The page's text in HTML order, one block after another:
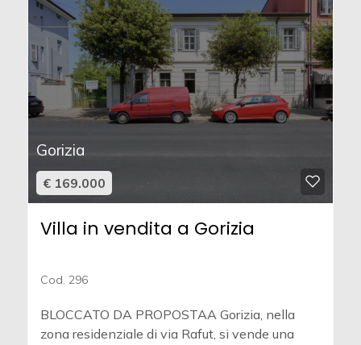
Gorizia
€ 169.000
Villa in vendita a Gorizia
Cod. 296
BLOCCATO DA PROPOSTAA Gorizia, nella
zona residenziale di via Rafut, si vende una